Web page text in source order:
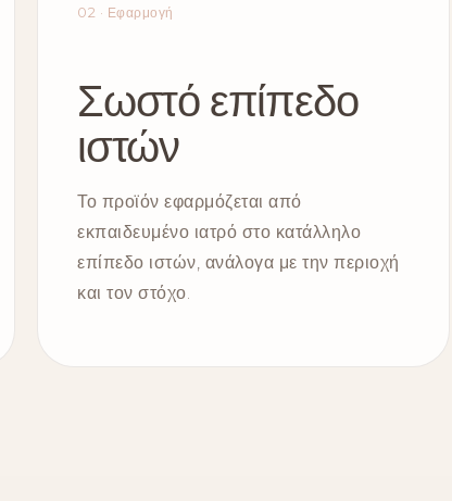
02 · Εφαρμογή
Σωστό επίπεδο
ιστών
Το προϊόν εφαρμόζεται από
εκπαιδευμένο ιατρό στο κατάλληλο
επίπεδο ιστών, ανάλογα με την περιοχή
και τον στόχο.